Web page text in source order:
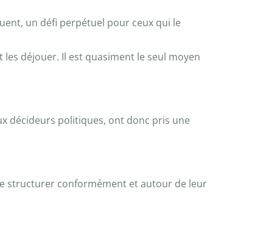
un défi perpétuel pour ceux qui le
déjouer. Il est quasiment le seul moyen
décideurs politiques, ont donc pris une
structurer conformément et autour de leur